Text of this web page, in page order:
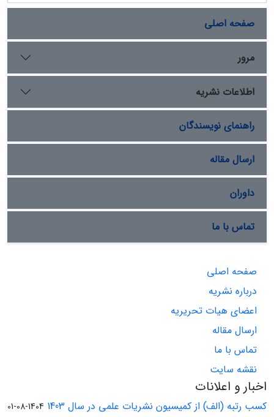
صفحه اصلی
مرور
اطلاعات نشریه
راهنمای نویسندگان
ارسال مقاله
داوران
تماس با ما
صفحه اصلی
درباره نشریه
اعضای هیات تحریریه
ارسال مقاله
تماس با ما
نقشه سایت
اخبار و اعلانات
کسب رتبه (الف) از کمیسیون نشریات علمی در سال 1403 1404-08-01